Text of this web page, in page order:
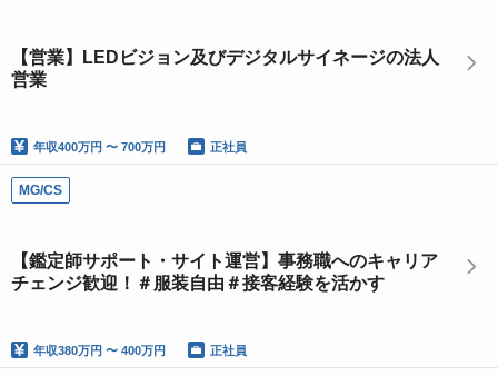
【営業】LEDビジョン及びデジタルサイネージの法人
営業
年収400万円 〜 700万円 正社員
MG/CS
【鑑定師サポート・サイト運営】事務職へのキャリア
チェンジ歓迎！＃服装自由＃接客経験を活かす
年収380万円 〜 400万円 正社員